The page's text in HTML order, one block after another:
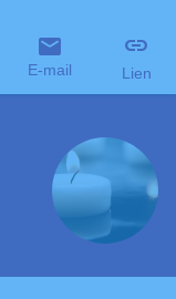
E-mail Lien